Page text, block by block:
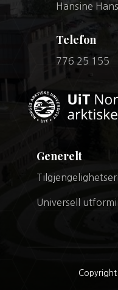
Hansine
Telefon
776 25 155
Generelt
Universell